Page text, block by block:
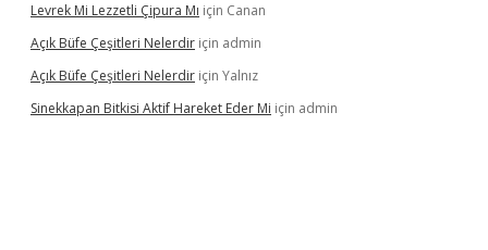
Levrek Mi Lezzetli Çipura Mı için Canan
Açık Büfe Çeşitleri Nelerdir için admin
Açık Büfe Çeşitleri Nelerdir için Yalnız
Sinekkapan Bitkisi Aktif Hareket Eder Mi için admin